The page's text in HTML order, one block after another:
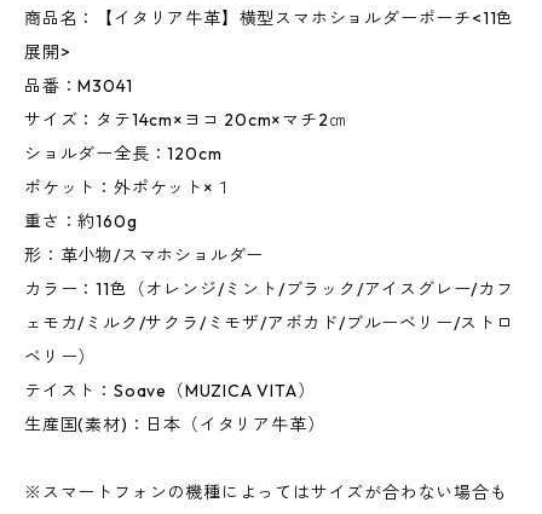
商品名：【イタリア牛革】横型スマホショルダーポーチ<11色
展開>
品番：M3041
サイズ：タテ14cm×ヨコ 20cm×マチ2㎝
ショルダー全長：120cm
ポケット：外ポケット×１
重さ：約160g
形：革小物/スマホショルダー
カラー：11色（オレンジ/ミント/ブラック/アイスグレー/カフ
ェモカ/ミルク/サクラ/ミモザ/アボカド/ブルーベリー/ストロ
ベリー）
テイスト：Soave（MUZICA VITA）
生産国(素材)：日本（イタリア牛革）
※スマートフォンの機種によってはサイズが合わない場合も